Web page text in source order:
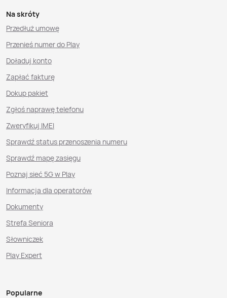
Na skróty
Przedłuż umowę
Przenieś numer do Play
Doładuj konto
Zapłać fakturę
Dokup pakiet
Zgłoś naprawę telefonu
Zweryfikuj IMEI
Sprawdź status przenoszenia numeru
Sprawdź mapę zasięgu
Poznaj sieć 5G w Play
Informacja dla operatorów
Dokumenty
Strefa Seniora
Słowniczek
Play Expert
Popularne